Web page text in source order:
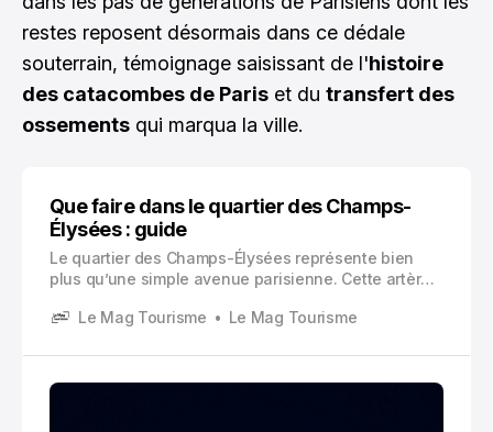
restes reposent désormais dans ce dédale
souterrain, témoignage saisissant de l'histoire
des catacombes de Paris et du transfert des
ossements qui marqua la ville.
Que faire dans le quartier des Champs-
Élysées : guide
Le quartier des Champs-Élysées représente bien
plus qu’une simple avenue parisienne. Cette artère
l’élégance française et le raffinement à la française.
Le Mag Tourisme Le Mag Tourisme